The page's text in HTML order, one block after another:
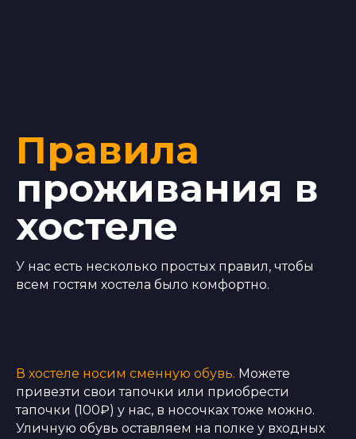
Правила
проживания в
хостеле
У нас есть несколько простых правил, чтобы
всем гостям хостела было комфортно.
В хостеле носим сменную обувь. Можете
привезти свои тапочки или приобрести
тапочки (100₽) у нас, в носочках тоже можно.
Уличную обувь оставляем на полке у входных